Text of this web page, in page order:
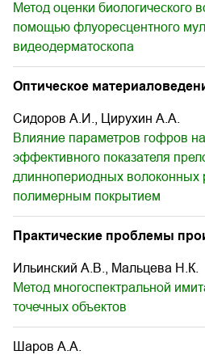
Метод оценки биологического
помощью флуоресцентного
видеодерматоскопа
Оптическое
Сидоров А.И., Цирухин А.А.
Влияние параметров гофров
эффективного показателя
длиннопериодных волоконных
полимерным покрытием
Практические проблемы
Ильинский А.В., Мальцева Н.К.
Метод многоспектральной
точечных объектов
Шаров A.А.